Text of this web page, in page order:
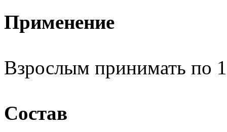
Применение
Взрослым принимать по
Состав